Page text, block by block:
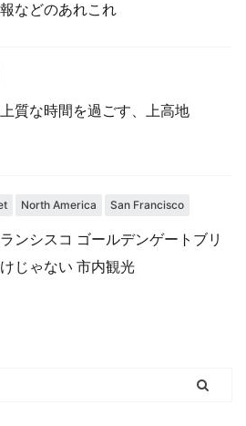
などのあれこれ
質な時間を過ごす、上高地
North America San Francisco
ンシスコ ゴールデンゲートブリ
じゃない 市内観光